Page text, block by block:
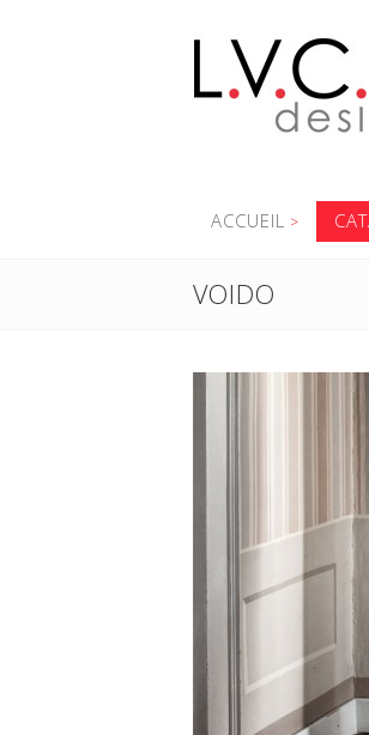
ACCUEIL
VOIDO